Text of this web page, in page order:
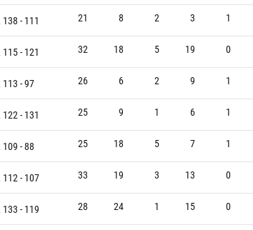
138 - 111 21 8 2 3 1
115- 121 32 18 5 19 0
113 -97 26 6 2 9 1
122 - 131 25 9 1 6 1
109 -88 25 18 5 7 1
112 - 107 33 19 3 13 0
133 - 119 28 24 1 15 0